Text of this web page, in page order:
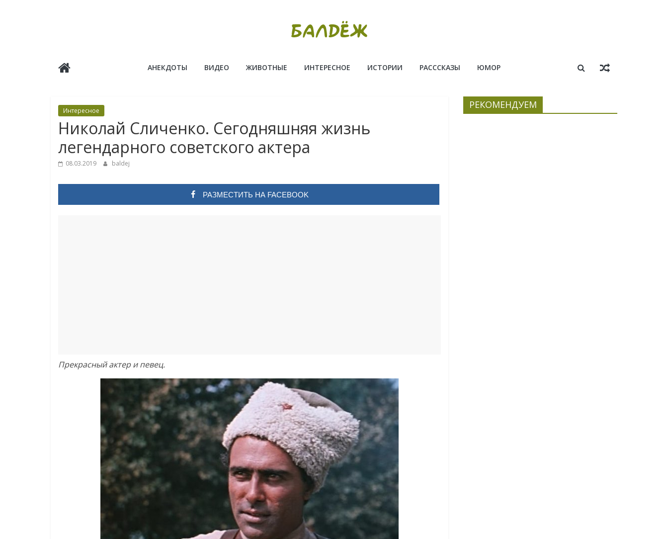
Балдёж АНЕКДОТЫ ВИДЕО ЖИВОТНЫЕ ИНТЕРЕСНОЕ ИСТОРИИ РАСССКАЗЫ ЮМОР
Интересное
Николай Сличенко. Сегодняшняя жизнь
легендарного советского актера
08.03.2019 baldej
РАЗМЕСТИТЬ НА FACEBOOK
Прекрасный актер и певец.
РЕКОМЕНДУЕМ